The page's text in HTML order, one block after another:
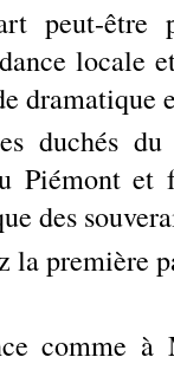
peut-être
locale
dramatique
duchés
Piémont et
des
la première
comme à